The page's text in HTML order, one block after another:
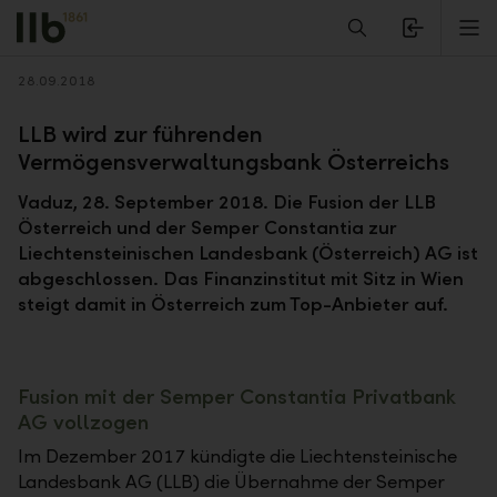
Alerts.Headline
Zurück
28.09.2018
LLB wird zur führenden
Vermögensverwaltungsbank Österreichs
Vaduz, 28. September 2018. Die Fusion der LLB
Österreich und der Semper Constantia zur
Liechtensteinischen Landesbank (Österreich) AG ist
abgeschlossen. Das Finanzinstitut mit Sitz in Wien
steigt damit in Österreich zum Top-Anbieter auf.
Fusion mit der Semper Constantia Privatbank
AG vollzogen
Im Dezember 2017 kündigte die Liechtensteinische
Landesbank AG (LLB) die Übernahme der Semper